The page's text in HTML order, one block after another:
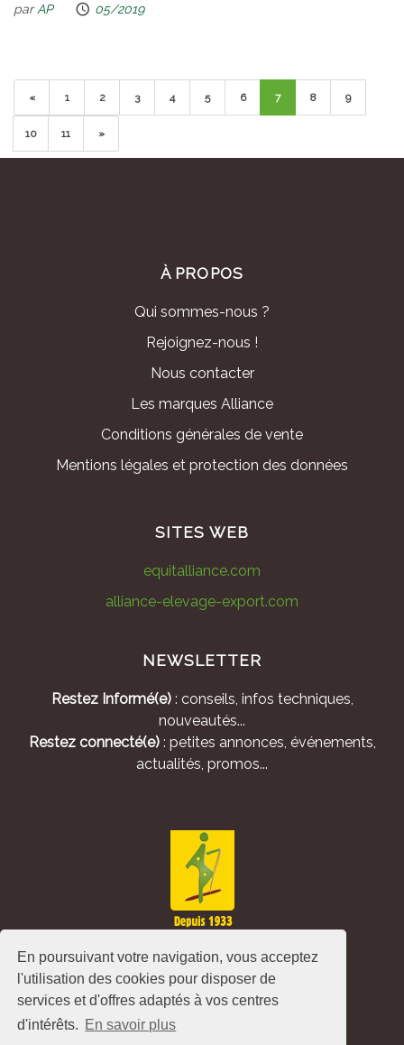
En poursuivant votre navigation, vous acceptez
l'utilisation des cookies pour disposer de
services et d'offres adaptés à vos centres
d'intérêts. En savoir plus
parAP 05/2019
« 1 2 3 4 5 6 7 8 9
10 11 »
À PROPOS
Qui sommes-nous ?
Rejoignez-nous !
Nous contacter
Les marques Alliance
Conditions générales de vente
Mentions légales et protection des données
SITES WEB
equitalliance.com
alliance-elevage-export.com
NEWSLETTER
Restez Informé(e): conseils, infos techniques,
nouveautés...
Restez connecté(e): petites annonces, événements,
actualités, promos...